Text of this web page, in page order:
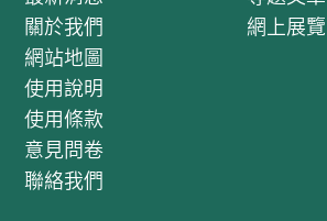
關於我們
網站地圖
使用說明
使用條款
意見問卷
聯絡我們
網上展覽